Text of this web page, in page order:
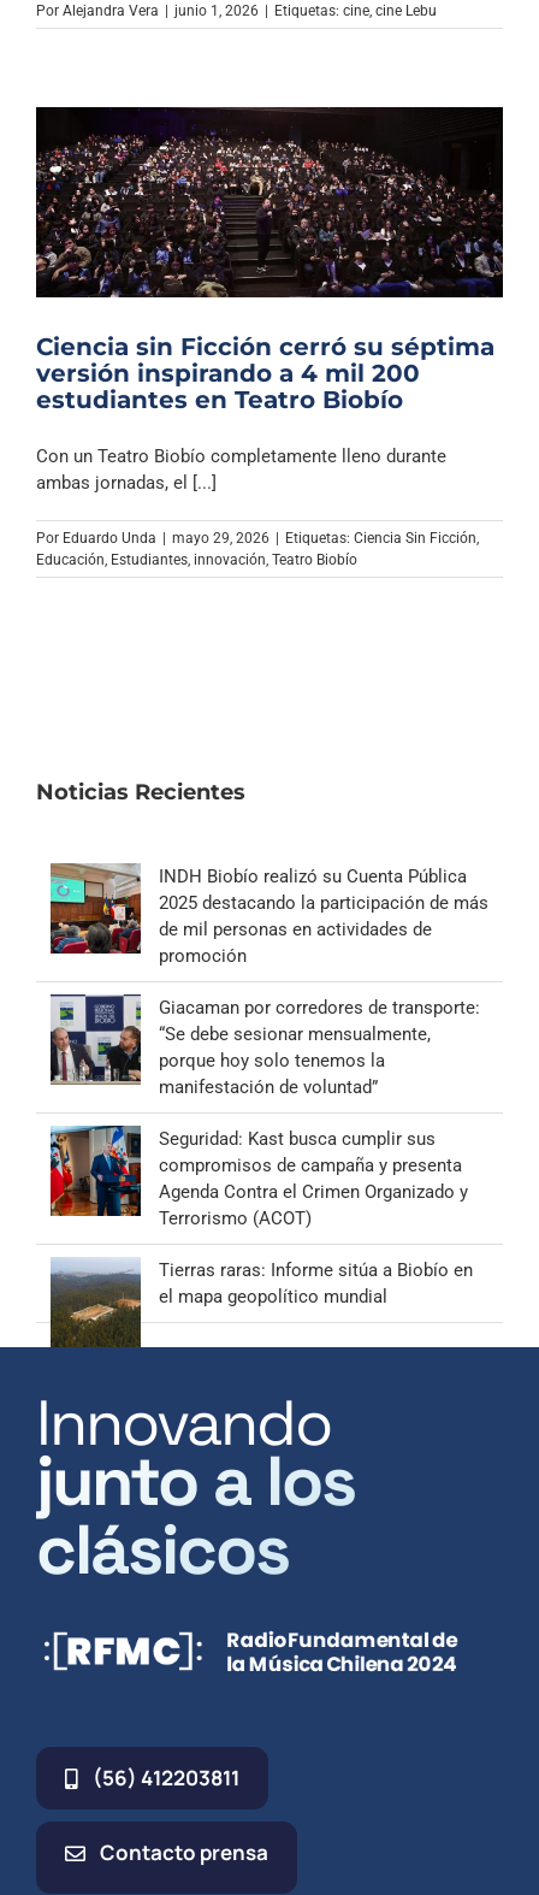
Por Alejandra Vera | junio 1, 2026 | Etiquetas: cine cine Lebu
Ciencia sin Ficción cerró su séptima
versión inspirando a 4 mil 200
estudiantes en Teatro Biobío
Con un Teatro Biobío completamente lleno durante
ambas jornadas, el [...]
Por Eduardo Unda | mayo 29, 2026 | Etiquetas: Ciencia Sin Ficción
Educación Estudiantes innovación Teatro Biobío
Noticias Recientes
INDH Biobío realizó su Cuenta Pública
2025 destacando la participación de más
de mil personas en actividades de
promoción
Giacaman por corredores de transporte:
“Se debe sesionar mensualmente,
porque hoy solo tenemos la
manifestación de voluntad”
Seguridad: Kast busca cumplir sus
compromisos de campaña y presenta
Agenda Contra el Crimen Organizado y
Terrorismo (ACOT)
Tierras raras: Informe sitúa a Biobío en
el mapa geopolítico mundial
Innovando
junto a los
clásicos
(56) 412203811
Contacto prensa